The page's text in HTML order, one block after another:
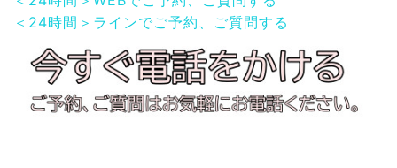
＜24時間＞ラインでご予約、ご質問する